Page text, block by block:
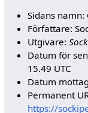
Sidans
Författare:
Utgivare:
Datum för
15.49 UTC
Datum
Permanent
https://